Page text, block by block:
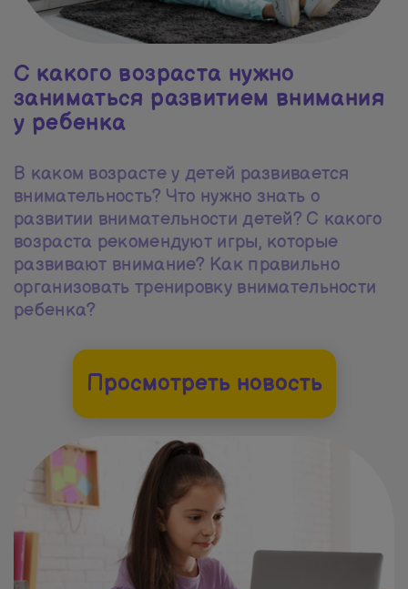
С какого возраста нужно
заниматься развитием внимания
у ребенка
В каком возрасте у детей развивается
внимательность? Что нужно знать о
развитии внимательности детей? С какого
возраста рекомендуют игры, которые
развивают внимание? Как правильно
организовать тренировку внимательности
ребенка?
Просмотреть новость